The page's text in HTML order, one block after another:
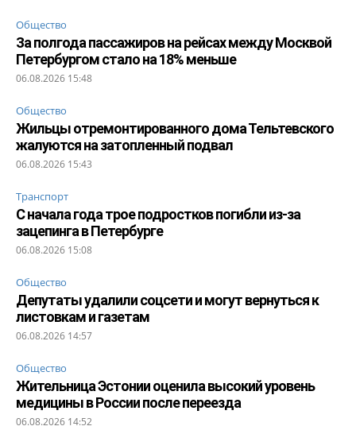
Общество
За полгода пассажиров на рейсах между Москвой
Петербургом стало на 18% меньше
06.08.2026 15:48
Общество
Жильцы отремонтированного дома Тельтевского
жалуются на затопленный подвал
06.08.2026 15:43
Транспорт
С начала года трое подростков погибли из-за
зацепинга в Петербурге
06.08.2026 15:08
Общество
Депутаты удалили соцсети и могут вернуться к
листовкам и газетам
06.08.2026 14:57
Общество
Жительница Эстонии оценила высокий уровень
медицины в России после переезда
06.08.2026 14:52